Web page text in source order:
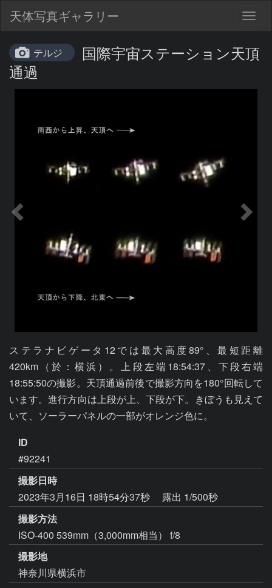
天体写真ギャラリー
テルジ
国際宇宙ステーション天頂
通過
ステラナビゲータ12では最大高度89°、最短距離
420km（於：横浜）。上段左端18:54:37、下段右端
18:55:50の撮影。天頂通過前後で撮影方向を180°回転して
います。進行方向は上段が上、下段が下。きぼうも見えて
いて、ソーラーパネルの一部がオレンジ色に。
ID
#92241
撮影日時
2023年3月16日 18時54分37秒
露出 1/500秒
撮影方法
ISO-400 539mm（3,000mm相当） f/8
撮影地
神奈川県横浜市